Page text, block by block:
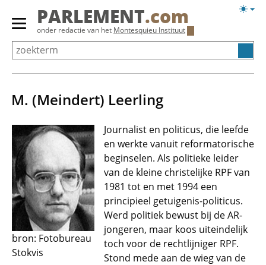
Overslaan
Primair
menu
tonen/verbergen
PARLEMENT.com
onder redactie van het Montesquieu Instituut
M. (Meindert) Leerling
bron: Fotobureau
Stokvis
Journalist en politicus, die leefde
en werkte vanuit reformatorische
beginselen. Als politieke leider
van de kleine christelijke RPF van
1981 tot en met 1994 een
principieel getuigenis-politicus.
Werd politiek bewust bij de AR-
jongeren, maar koos uiteindelijk
toch voor de rechtlijniger RPF.
Stond mede aan de wieg van de